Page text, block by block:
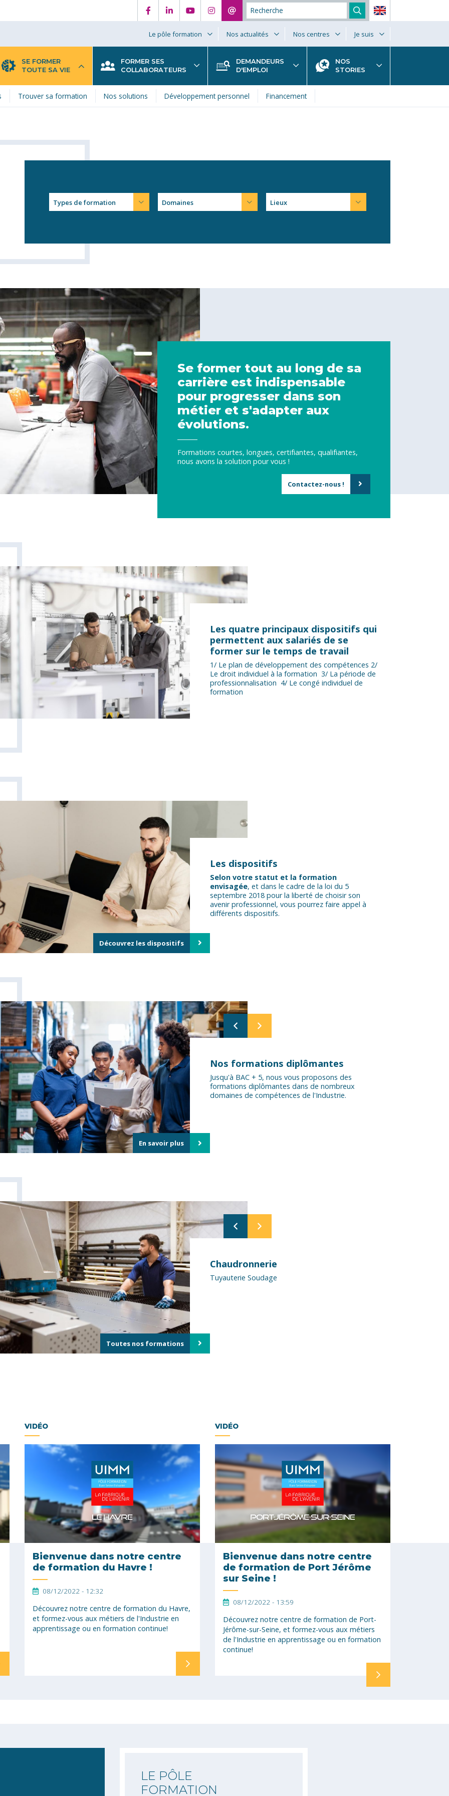
Le pôle formation Nos actualités Nos centres Je suis
SE FORMER
TOUTE SA VIE
Trouver sa formation Nos solutions Développement personnel Financement
FORMER SES
COLLABORATEURS
DEMANDEURS
D'EMPLOI
NOS
STORIES
Types de formation Domaines Lieux
Se former tout au long de sa
carrière est indispensable
pour progresser dans son
métier et s'adapter aux
évolutions.
Formations courtes, longues, certifiantes, qualifiantes,
nous avons la solution pour vous !
Contactez-nous !
Les quatre principaux dispositifs qui
permettent aux salariés de se
former sur le temps de travail
1/ Le plan de développement des compétences 2/
Le droit individuel à la formation 3/ La période de
professionnalisation 4/ Le congé individuel de
formation
Les dispositifs
Selon votre statut et la formation
envisagée, et dans le cadre de la loi du 5
septembre 2018 pour la liberté de choisir son
avenir professionnel, vous pourrez faire appel à
différents dispositifs.
Découvrez les dispositifs
Nos formations diplômantes
Jusqu'à BAC + 5, nous vous proposons des
formations diplômantes dans de nombreux
domaines de compétences de l'Industrie.
En savoir plus
Chaudronnerie
Tuyauterie Soudage
Toutes nos formations
VIDÉO
Bienvenue dans notre centre
de formation du Havre !
08/12/2022 - 12:32
Découvrez notre centre de formation du Havre,
et formez-vous aux métiers de l'Industrie en
apprentissage ou en formation continue!
VIDÉO
Bienvenue dans notre centre
de formation de Port Jérôme
sur Seine !
08/12/2022 - 13:59
Découvrez notre centre de formation de Port-
Jérôme-sur-Seine, et formez-vous aux métiers
de l'Industrie en apprentissage ou en formation
continue!
LE PÔLE
FORMATION